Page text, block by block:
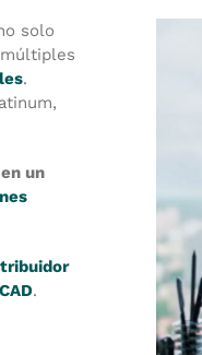
solo
.
un
.